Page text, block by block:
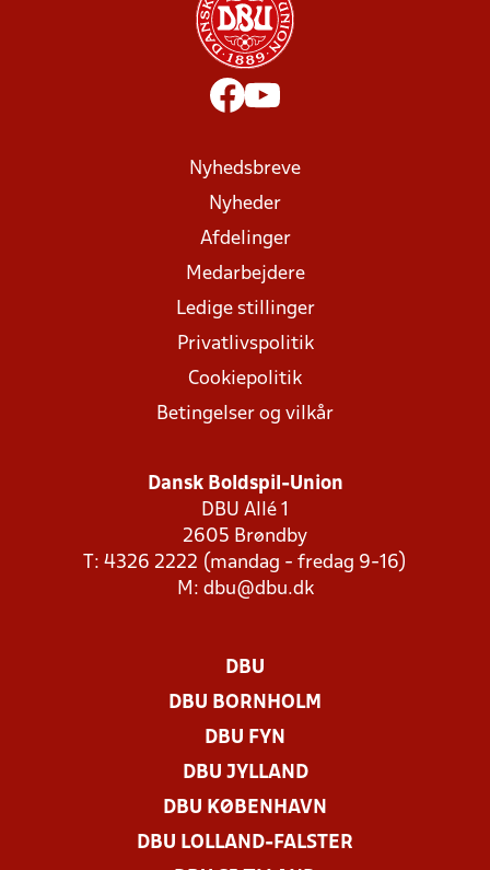
Nyhedsbreve
Nyheder
Afdelinger
Medarbejdere
Ledige stillinger
Privatlivspolitik
Cookiepolitik
Betingelser og vilkår
Dansk Boldspil-Union
DBU Allé 1
2605 Brøndby
T: 4326 2222 (mandag - fredag 9-16)
M: dbu@dbu.dk
DBU
DBU BORNHOLM
DBU FYN
DBU JYLLAND
DBU KØBENHAVN
DBU LOLLAND-FALSTER